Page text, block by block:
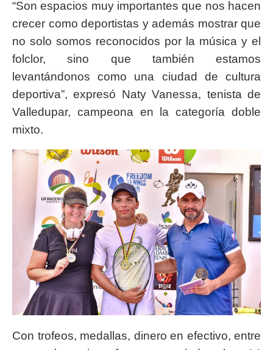
“Son espacios muy importantes que nos hacen
crecer como deportistas y además mostrar que
no solo somos reconocidos por la música y el
folclor, sino que también estamos
levantándonos como una ciudad de cultura
deportiva”, expresó Naty Vanessa, tenista de
Valledupar, campeona en la categoría doble
mixto.
Con trofeos, medallas, dinero en efectivo, entre